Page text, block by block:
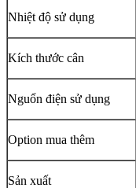
Nhiệt độ sử dụng
Kích thước cân
Nguổn điện sử dụng
Option mua thêm
Sản xuất